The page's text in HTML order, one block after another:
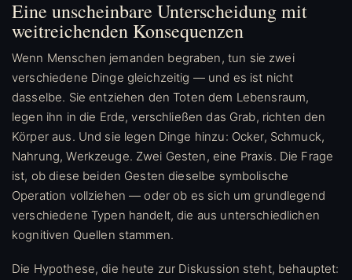
Eine unscheinbare Unterscheidung mit
weitreichenden Konsequenzen
Wenn Menschen jemanden begraben, tun sie zwei
verschiedene Dinge gleichzeitig — und es ist nicht
dasselbe. Sie entziehen den Toten dem Lebensraum,
legen ihn in die Erde, verschließen das Grab, richten den
Körper aus. Und sie legen Dinge hinzu: Ocker, Schmuck,
Nahrung, Werkzeuge. Zwei Gesten, eine Praxis. Die Frage
ist, ob diese beiden Gesten dieselbe symbolische
Operation vollziehen — oder ob es sich um grundlegend
verschiedene Typen handelt, die aus unterschiedlichen
kognitiven Quellen stammen.
Die Hypothese, die heute zur Diskussion steht, behauptet: